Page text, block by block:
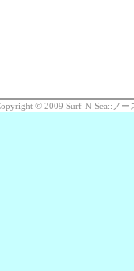
© 2009 Surf-N-Sea::ノー